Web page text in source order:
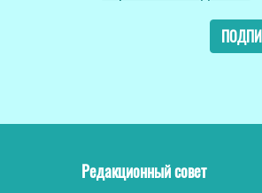
Редакционный совет